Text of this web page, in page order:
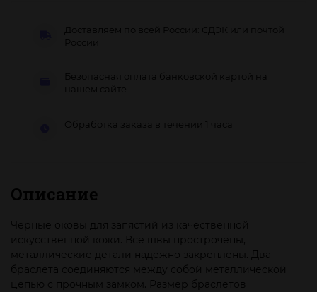
Доставляем по всей России: СДЭК или почтой
Безопасная оплата банковской картой на
нашем сайте.
Обработка заказа в течении 1 часа
Описание
Черные оковы для запястий из качественной
искусственной кожи. Все швы прострочены,
металлические детали надежно закреплены. Два
браслета соединяются между собой металлической
цепью с прочным замком. Размер браслетов